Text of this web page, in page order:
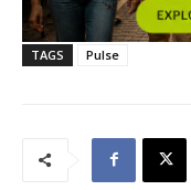
TAGS Pulse